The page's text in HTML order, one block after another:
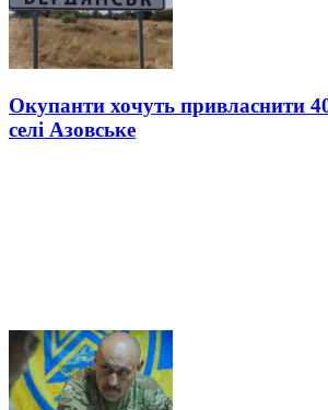
Окупанти хочуть привласнити
селі Азовське